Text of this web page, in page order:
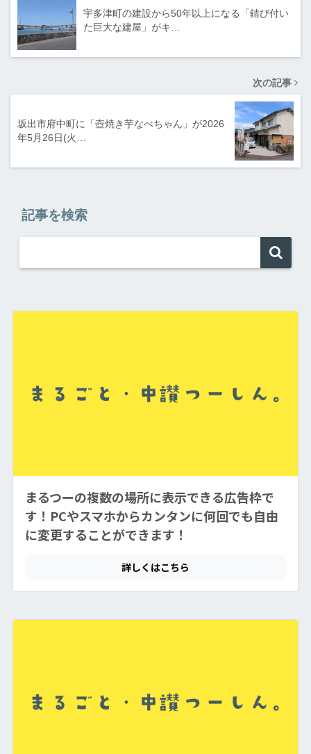
宇多津町の建設から50年以上になる「錆び付い
た巨大な建屋」がキ…
次の記事
坂出市府中町に「壺焼き芋なべちゃん」が2026
年5月26日(火…
記事を検索